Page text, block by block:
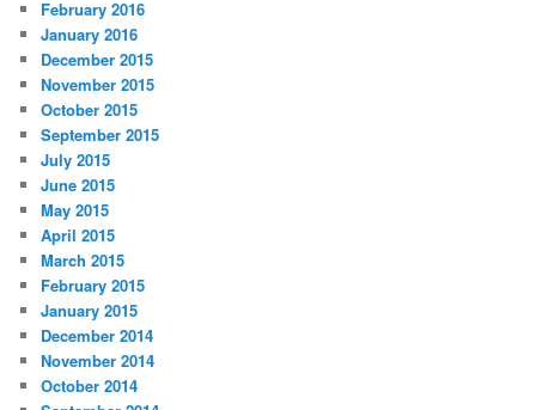
February 2016
January 2016
December 2015
November 2015
October 2015
September 2015
July 2015
June 2015
May 2015
April 2015
March 2015
February 2015
January 2015
December 2014
November 2014
October 2014